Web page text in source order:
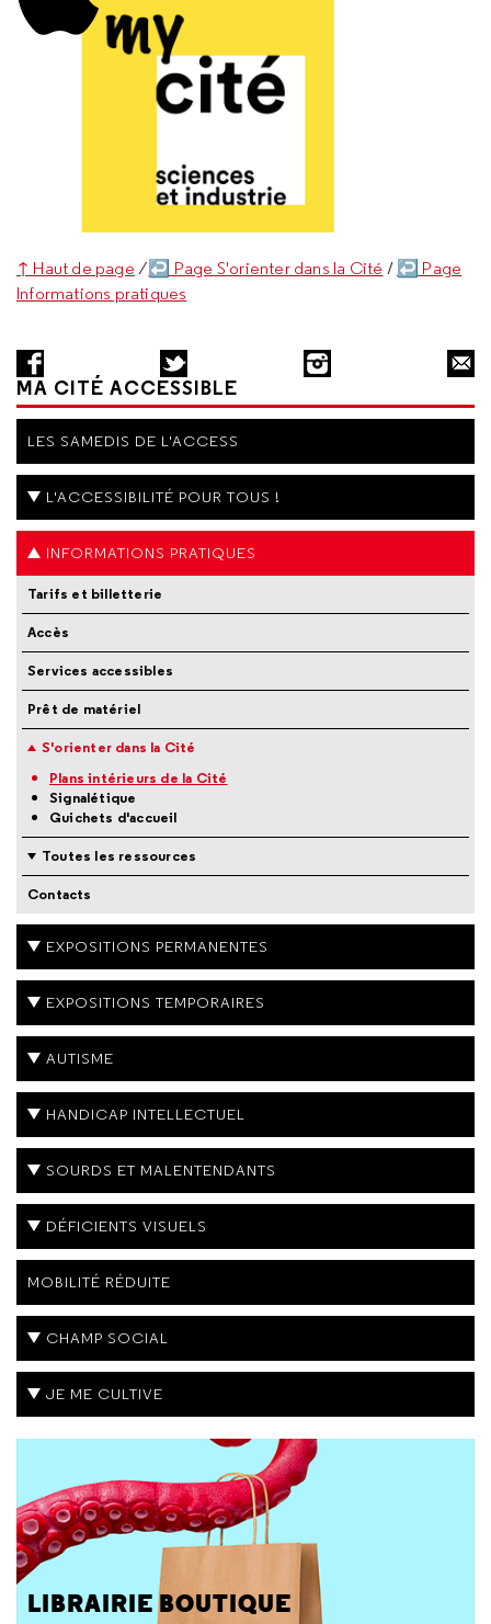
↑ Haut de page / ↩ Page S'orienter dans la Cité / ↩ Page
Informations pratiques
MA CITÉ ACCESSIBLE
LES SAMEDIS DE L'ACCESS
L'ACCESSIBILITÉ POUR TOUS !
INFORMATIONS PRATIQUES
Tarifs et billetterie
Accès
Services accessibles
Prêt de matériel
S'orienter dans la Cité
Plans intérieurs de la Cité
Signalétique
Guichets d'accueil
Toutes les ressources
Contacts
EXPOSITIONS PERMANENTES
EXPOSITIONS TEMPORAIRES
AUTISME
HANDICAP INTELLECTUEL
SOURDS ET MALENTENDANTS
DÉFICIENTS VISUELS
MOBILITÉ RÉDUITE
CHAMP SOCIAL
JE ME CULTIVE
LIBRAIRIE BOUTIQUE